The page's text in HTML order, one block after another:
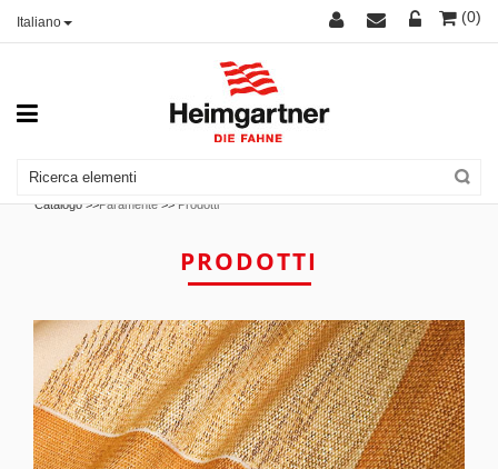
Italiano (0)
Catalogo >>Paramente >>Prodotti
PRODOTTI